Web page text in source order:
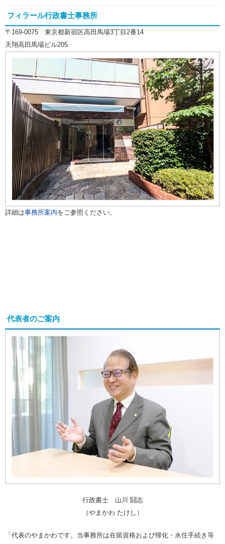
フィラール行政書士事務所
〒169-0075 東京都新宿区高田馬場3丁目2番14
天翔高田馬場ビル205
詳細は事務所案内をご参照ください。
代表者のご案内
行政書士 山川 鬪志
（やまかわ たけし）
「代表のやまかわです。当事務所は在留資格および帰化・永住手続き等